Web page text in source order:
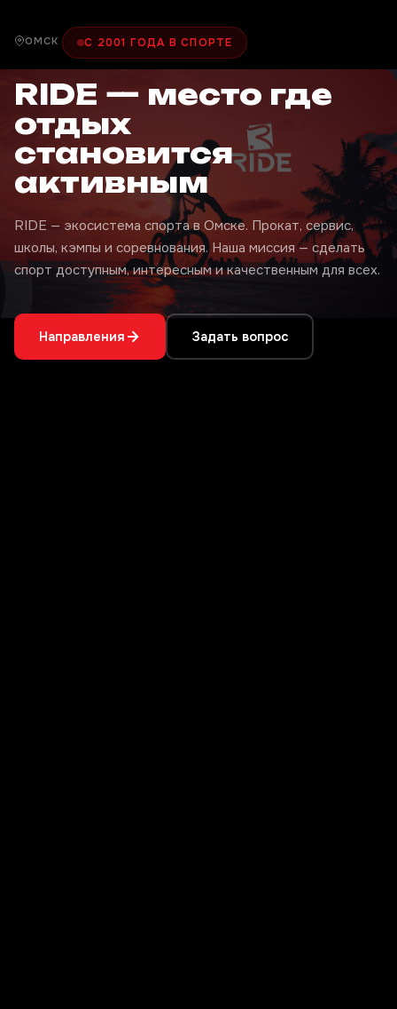
ОМСК С 2001 ГОДА В СПОРТЕ
RIDE — место где
отдых
становится
активным
RIDE — экосистема спорта в Омске. Прокат, сервис,
школы, кэмпы и соревнования. Наша миссия — сделать
спорт доступным, интересным и качественным для всех.
Направления Задать вопрос